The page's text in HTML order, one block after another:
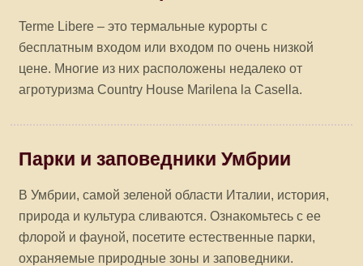
Terme Libere – это термальные курорты с
бесплатным входом или входом по очень низкой
цене. Многие из них расположены недалеко от
агротуризма Country House Marilena la Casella.
Парки и заповедники Умбрии
В Умбрии, самой зеленой области Италии, история,
природа и культура сливаются. Ознакомьтесь с ее
флорой и фауной, посетите естественные парки,
охраняемые природные зоны и заповедники.